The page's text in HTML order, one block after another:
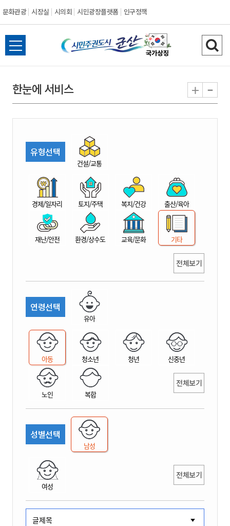
문화관광 시장실 시의회 시민광장플랫폼 인구정책
시
민
권
시
산
전
체
뉴
열
검
색
기
한눈에 서비스 + -
유형선택
건설/교통
경제/일자리 토지/주택 복지/건강 출산/육아
재난/안전 환경/상수도 교육/문화 기타
전체보기
연령선택
유아
아동 청소년 청년 신중년
노인 복합
전체보기
성별선택
남성
여성
전체보기